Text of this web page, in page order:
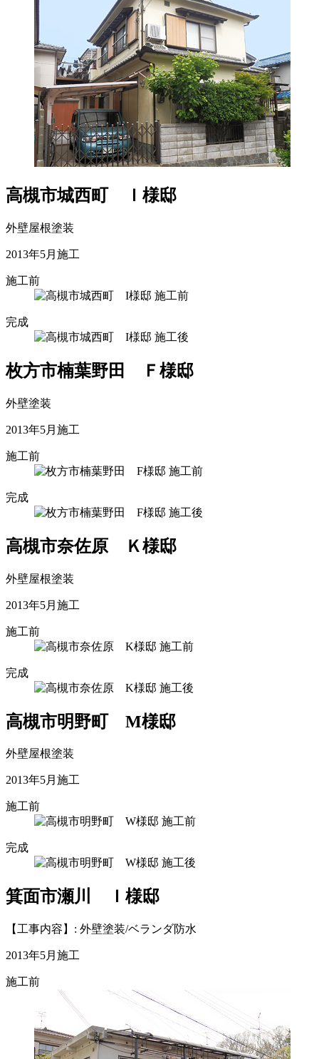
高槻市城西町 Ｉ様邸
外壁屋根塗装
2013年5月施工
施工前
完成
枚方市楠葉野田 Ｆ様邸
外壁塗装
2013年5月施工
施工前
完成
高槻市奈佐原 Ｋ様邸
外壁屋根塗装
2013年5月施工
施工前
完成
高槻市明野町 М様邸
外壁屋根塗装
2013年5月施工
施工前
完成
箕面市瀬川 Ｉ様邸
【工事内容】: 外壁塗装/ベランダ防水
2013年5月施工
施工前